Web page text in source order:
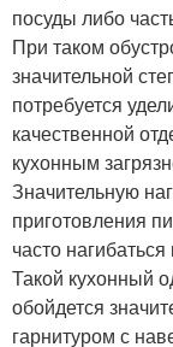
посуды либо
При таком
значительной
потребуется
качественной
кухонным
Значительную
приготовления
часто
Такой кухонный
обойдется
гарнитуром с